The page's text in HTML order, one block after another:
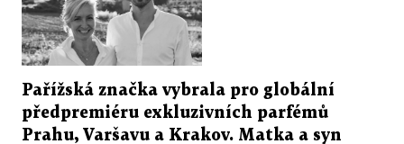
Pařížská značka vybrala pro globální
předpremiéru exkluzivních parfémů
Prahu, Varšavu a Krakov. Matka a syn